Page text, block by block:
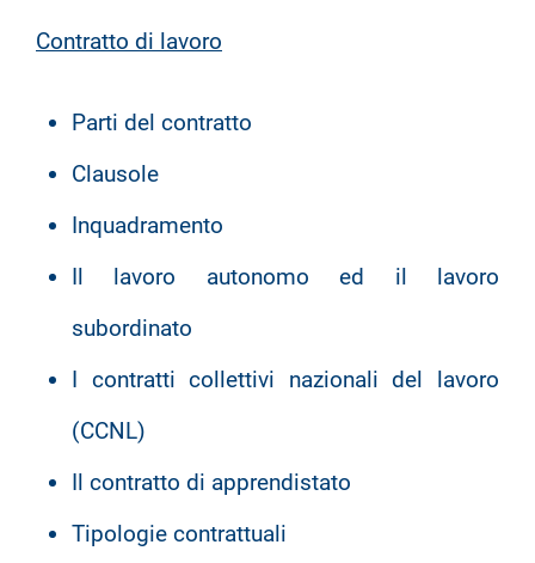
Contratto di lavoro
Parti del contratto
Clausole
Inquadramento
Il lavoro autonomo ed il lavoro
subordinato
I contratti collettivi nazionali del lavoro
(CCNL)
Il contratto di apprendistato
Tipologie contrattuali